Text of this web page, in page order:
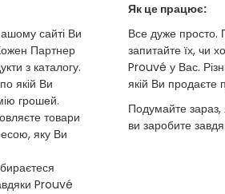
сайті Ви
Партнер
з каталогу.
якій Ви
грошей.
товари
яку Ви
Prouvé
Як це працює:
Все дуже просто.
запитайте їх, чи
Prouvé у Вас.
якій Ви продаєте
Подумайте зараз,
ви заробите